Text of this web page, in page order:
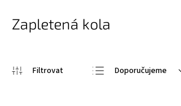
Zapletená kola
Doporučujeme